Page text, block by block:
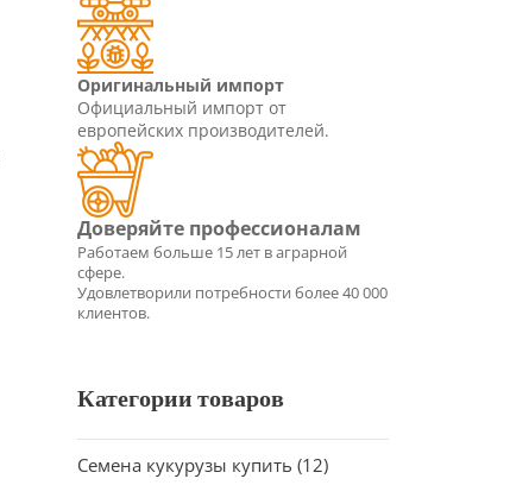
Оригинальный импорт
Официальный импорт от
европейских производителей.
Категории товаров
Семена кукурузы купить (12)